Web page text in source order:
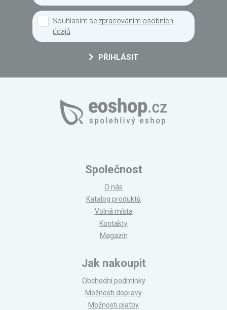
Souhlasím se zpracováním osobních
údajů
PŘIHLÁSIT
Společnost
O nás
Katalog produktů
Volná místa
Kontakty
Magazín
Jak nakoupit
Obchodní podmínky
Možnosti dopravy
Možnosti platby